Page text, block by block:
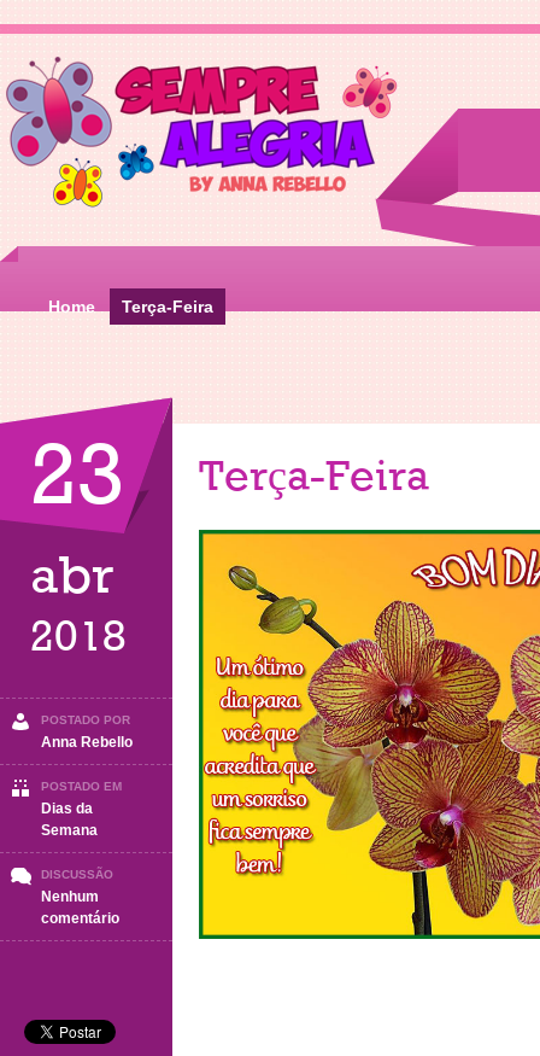
Home Terça-Feira
23
abr
2018
POSTADO POR
Anna Rebello
POSTADO EM
Dias da
Semana
DISCUSSÃO
Nenhum
comentárioem
Terça-
Terça-Feira